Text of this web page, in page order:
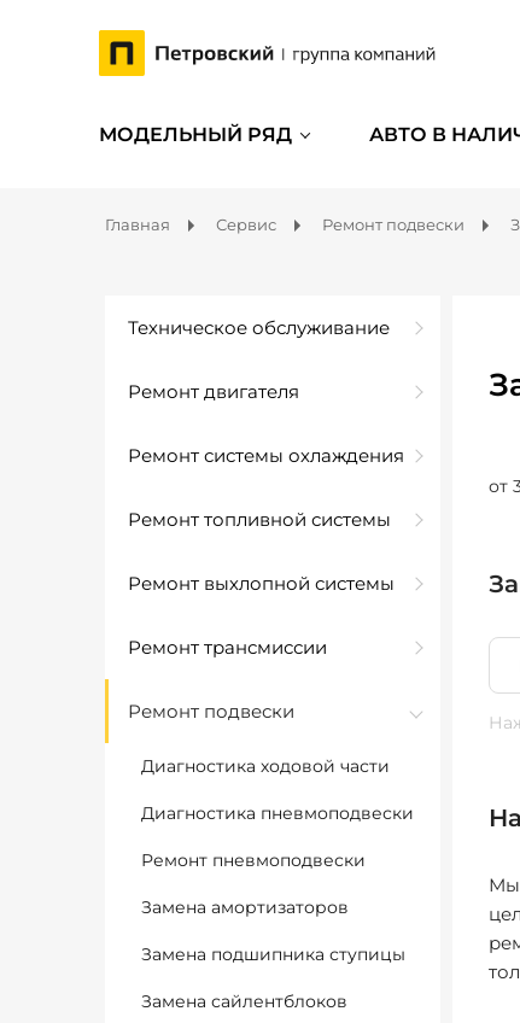
МОДЕЛЬНЫЙ РЯД АВТО В
Главная Сервис Ремонт подвески
Техническое обслуживание
Ремонт двигателя
Ремонт системы охлаждения
Ремонт топливной системы
Ремонт выхлопной системы
Ремонт трансмиссии
Ремонт подвески
Диагностика ходовой части
Диагностика пневмоподвески
Ремонт пневмоподвески
Замена амортизаторов
Замена подшипника ступицы
Замена сайлентблоков
от
Мы